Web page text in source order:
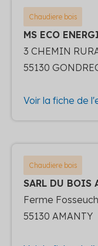
Chaudiere bois
MS ECO
3 CHEMIN
55130
Voir la fiche de
Chaudiere bois
SARL DU BOIS
Ferme
55130 AMANTY